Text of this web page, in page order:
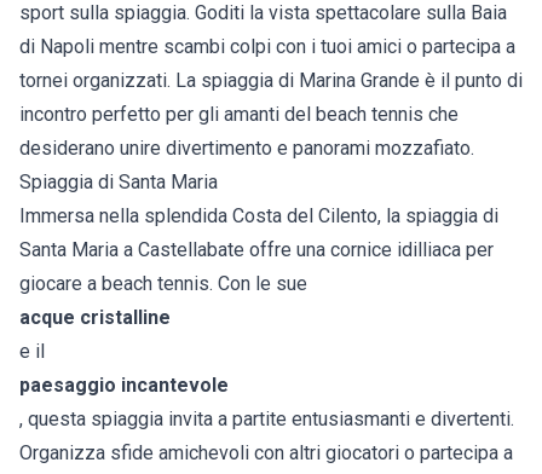
sport sulla spiaggia. Goditi la vista spettacolare sulla Baia
di Napoli mentre scambi colpi con i tuoi amici o partecipa a
tornei organizzati. La spiaggia di Marina Grande è il punto di
incontro perfetto per gli amanti del beach tennis che
desiderano unire divertimento e panorami mozzafiato.
Spiaggia di Santa Maria
Immersa nella splendida Costa del Cilento, la spiaggia di
Santa Maria a Castellabate offre una cornice idilliaca per
giocare a beach tennis. Con le sue
acque cristalline
e il
paesaggio incantevole
, questa spiaggia invita a partite entusiasmanti e divertenti.
Organizza sfide amichevoli con altri giocatori o partecipa a